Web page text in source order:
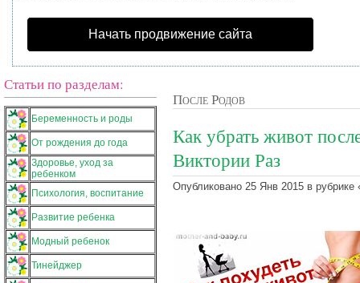
Начать продвижение сайта
Статьи по разделам:
Беременность и роды
От рождения до года
Здоровье, уход за
ребенком
Психология, воспитание
Развитие ребенка
Модный ребенок
Тинейджер
После Родов
Как убрать живот
Виктории Раз
Опубликовано 25 Янв 2015 в рубрике